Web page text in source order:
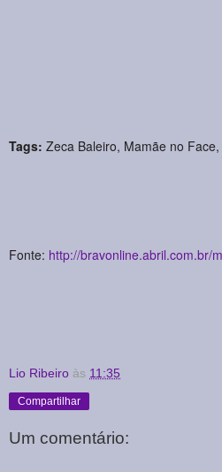
Tags: Zeca Baleiro, Mamãe no Face,
Fonte: http://bravonline.abril.com.br/
Lio Ribeiro às 11:35
Compartilhar
Um comentário: